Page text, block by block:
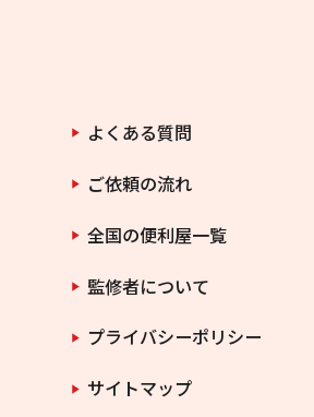
よくある質問
ご依頼の流れ
全国の便利屋一覧
監修者について
プライバシーポリシー
サイトマップ